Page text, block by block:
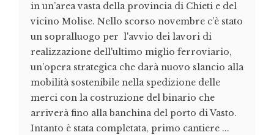
in un’area vasta della provincia di Chieti e del
vicino Molise. Nello scorso novembre c’è stato
un sopralluogo per l'avvio dei lavori di
realizzazione dell'ultimo miglio ferroviario,
un’opera strategica che darà nuovo slancio alla
mobilità sostenibile nella spedizione delle
merci con la costruzione del binario che
arriverà fino alla banchina del porto di Vasto.
Intanto è stata completata, primo cantiere ...